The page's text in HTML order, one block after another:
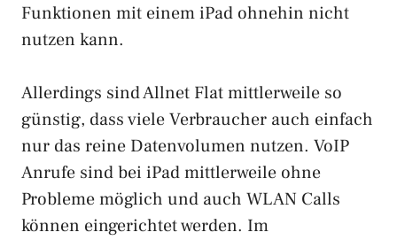
Funktionen mit einem iPad ohnehin nicht
nutzen kann.
Allerdings sind Allnet Flat mittlerweile so
günstig, dass viele Verbraucher auch einfach
nur das reine Datenvolumen nutzen. VoIP
Anrufe sind bei iPad mittlerweile ohne
Probleme möglich und auch WLAN Calls
können eingerichtet werden. Im